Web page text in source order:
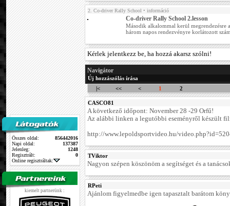
Összes oldal:
856442016
Napi oldal:
137387
Jelenleg:
1248
Regisztrált:
0
Online regisztráltak:
kiemelt partnerünk :
2. Co-driver Rally School • információ
Co-driver Rally School 2.lesson
Második alkalommal kerül megrendezésre
három napos rendezvényre korlátozott
Kérlek jelentkezz be, ha hozzá akarsz szólni!
Navigátor
Új hozzászólás írása
|<
<< < 1 2
CASCO81
A következő időpont: November 28 -29 Orfű!
Az alábbi linken a legutóbbi eseményről készült
http://www.lepoldsportvideo.hu/
TViktor
Nagyon szépen köszönöm a segítséget és a
RPeti
Ajánlom figyelmedbe igen tapasztalt barátom